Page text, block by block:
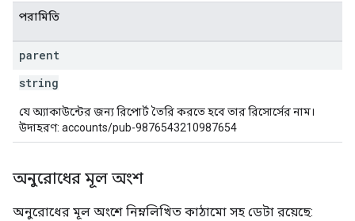
পরামিতি
parent
string
যে অ্যাকাউন্টের জন্য রিপোর্ট তৈরি করতে হবে তার রিসোর্সের নাম।
উদাহরণ: accounts/pub-9876543210987654
অনুরোধের মূল অংশ
অনুরোধের মূল অংশে নিম্নলিখিত কাঠামো সহ ডেটা রয়েছে: